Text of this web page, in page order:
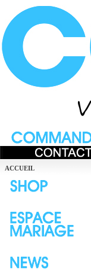
ACCUEIL